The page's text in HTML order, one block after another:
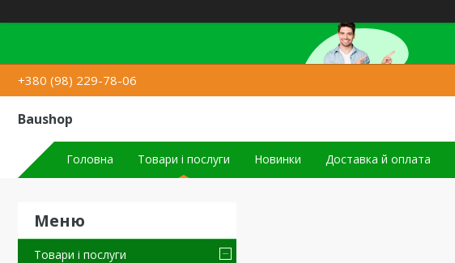
+380 (98) 229-78-06
Baushop
Головна Товари і послуги Новинки Доставка й оплата
Товари і послуги